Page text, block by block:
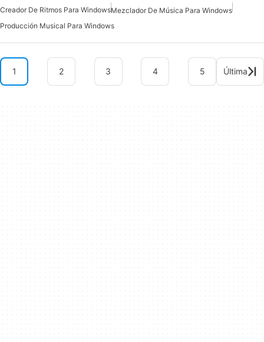
Creador De Ritmos Para WindowsMezclador De Música Para Windows
Producción Musical Para Windows
1 2 3 4 5 Última